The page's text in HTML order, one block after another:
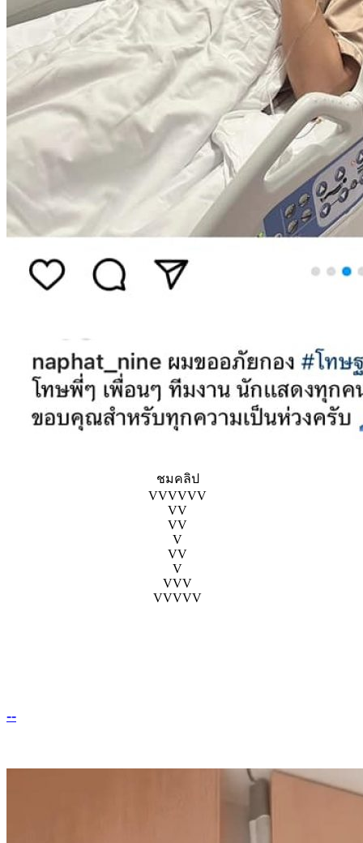
ชมคลิป
VVVVVV
VV
VV
V
VV
V
VVV
VVVVV
--